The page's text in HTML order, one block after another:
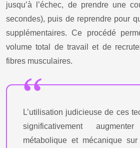
jusqu’à l’échec, de prendre une
secondes), puis de reprendre pour
supplémentaires. Ce procédé
volume total de travail et de
fibres musculaires.
L’utilisation judicieuse de ces
significativement
métabolique et mécanique